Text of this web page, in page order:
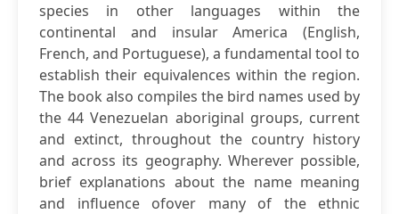
species in other languages within the
continental and insular America (English,
French, and Portuguese), a fundamental tool to
establish their equivalences within the region.
The book also compiles the bird names used by
the 44 Venezuelan aboriginal groups, current
and extinct, throughout the country history
and across its geography. Wherever possible,
brief explanations about the name meaning
and influence ofover many of the ethnic